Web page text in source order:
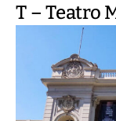
T – Teatro